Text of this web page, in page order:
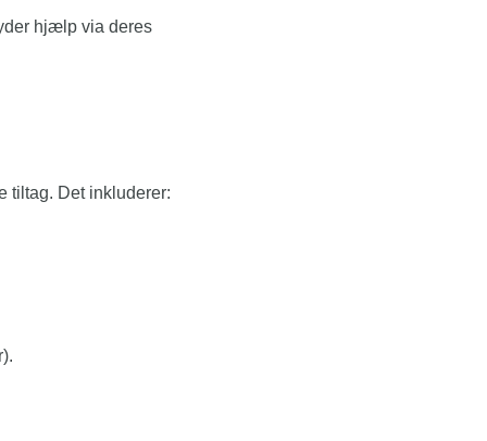
hjælp via deres
tiltag. Det inkluderer: